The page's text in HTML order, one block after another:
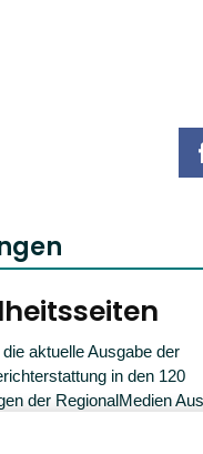
aktuelle Ausgabe der
in den 120
der RegionalMedien